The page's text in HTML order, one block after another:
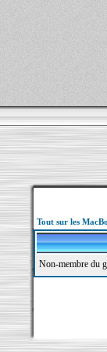
Tout sur les
Non-membre du